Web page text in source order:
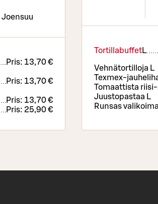
Joensuu
Pris: 13,70 €
Pris: 13,70 €
Pris: 13,70 €
Pris: 25,90 €
TortillabuffetL
Vehnätortilloja L
Texmex-
Tomaattista
Juustopastaa L
Runsas